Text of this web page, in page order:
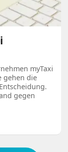
myTaxi
gehen die
gegen